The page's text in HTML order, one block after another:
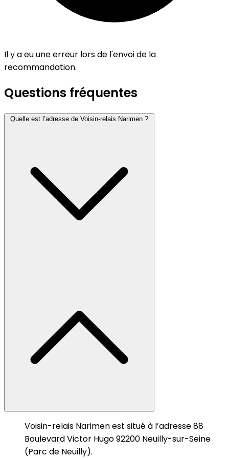
Il y a eu une erreur lors de l'envoi de la
recommandation.
Questions fréquentes
Quelle est l’adresse de Voisin-relais Narimen ?
Voisin-relais Narimen est situé à l’adresse 88
Boulevard Victor Hugo 92200 Neuilly-sur-Seine
(Parc de Neuilly).